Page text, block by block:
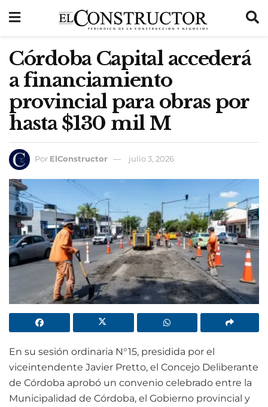
Córdoba Capital accederá
a financiamiento
provincial para obras por
hasta $130 mil M
Por ElConstructor julio 3, 2026
En su sesión ordinaria N°15, presidida por el
viceintendente Javier Pretto, el Concejo Deliberante
de Córdoba aprobó un convenio celebrado entre la
Municipalidad de Córdoba, el Gobierno provincial y